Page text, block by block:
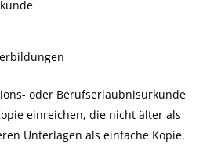
oder Berufserlaubnisurkunde
einreichen, die nicht älter als
Unterlagen als einfache Kopie.